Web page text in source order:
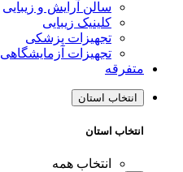
سالن آرایش و زیبایی
کلینیک زیبایی
تجهیزات پزشکی
تجهیزات آزمایشگاهی
متفرقه
انتخاب استان
انتخاب استان
انتخاب همه